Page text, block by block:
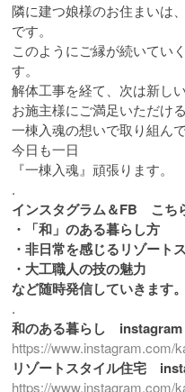
隣に建つ娘様のお住まいは
です。
このようにご縁が続いてい
す。
解体工事を経て、次は新し
お施主様にご満足いただけ
一棟入魂の想いで取り組ん
今日も一日
『一棟入魂』頑張ります。
.
インスタグラム＆FB こち
・「和」のある暮らし方
・非日常を感じるリゾート
・大工職人の技の魅力
など随時発信していきます。
.
和のある暮らし
https://www.instagram.com/
リゾートスタイル住宅
https://www.instagram.com/